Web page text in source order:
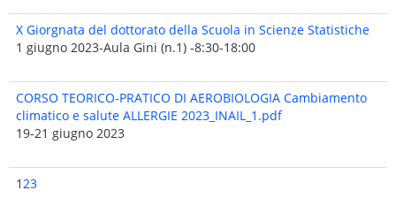
X Giorgnata del dottorato della Scuola in Scienze Statistiche
1 giugno 2023-Aula Gini (n.1) -8:30-18:00
CORSO TEORICO-PRATICO DI AEROBIOLOGIA Cambiamento
climatico e salute ALLERGIE 2023_INAIL_1.pdf
19-21 giugno 2023
123